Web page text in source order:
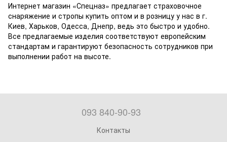
Интернет магазин «Спецназ» предлагает страховочное
снаряжение и стропы купить оптом и в розницу у нас в г.
Киев, Харьков, Одесса, Днепр, ведь это быстро и удобно.
Все предлагаемые изделия соответствуют европейским
стандартам и гарантируют безопасность сотрудников при
выполнении работ на высоте.
093 840-90-93
Контакты